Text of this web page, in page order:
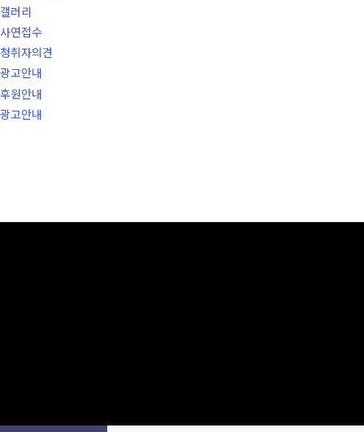
갤러리
사연접수
청취자의견
광고안내
후원안내
광고안내